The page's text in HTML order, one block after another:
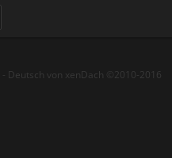
- Deutsch von xenDach ©2010-2016